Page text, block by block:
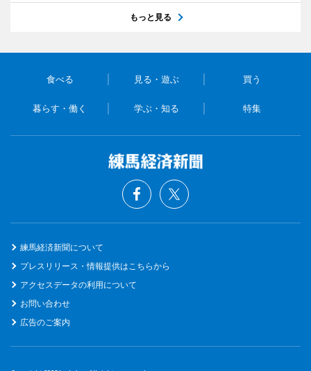
もっと見る
食べる 見る・遊ぶ 買う
暮らす・働く 学ぶ・知る 特集
練馬経済新聞について
プレスリリース・情報提供はこちらから
アクセスデータの利用について
お問い合わせ
広告のご案内